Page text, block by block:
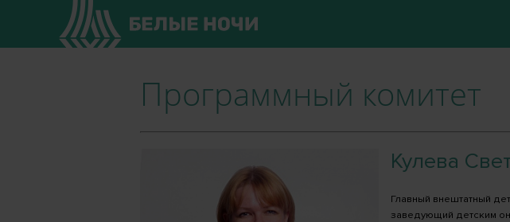
Программный комитет
Кулева
Главный внештатный
заведующий детским